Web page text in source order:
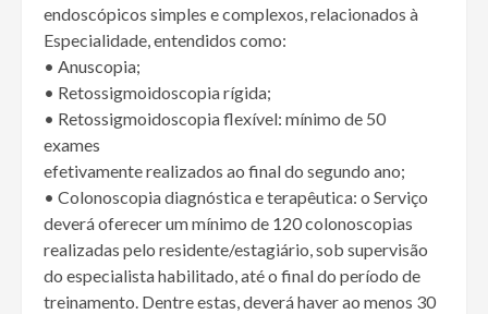
endoscópicos simples e complexos, relacionados à
Especialidade, entendidos como:
• Anuscopia;
• Retossigmoidoscopia rígida;
• Retossigmoidoscopia flexível: mínimo de 50
exames
efetivamente realizados ao final do segundo ano;
• Colonoscopia diagnóstica e terapêutica: o Serviço
deverá oferecer um mínimo de 120 colonoscopias
realizadas pelo residente/estagiário, sob supervisão
do especialista habilitado, até o final do período de
treinamento. Dentre estas, deverá haver ao menos 30